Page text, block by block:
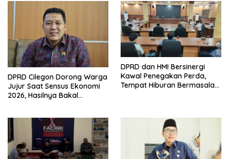
DPRD Cilegon Dorong Warga
Jujur Saat Sensus Ekonomi
2026, Hasilnya Bakal
DPRD dan HMI Bersinergi
Kawal Penegakan Perda,
Tempat Hiburan Bermasalah